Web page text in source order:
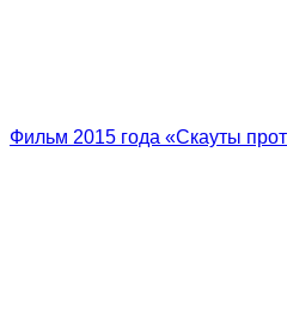
Фильм 2015 года «Скауты